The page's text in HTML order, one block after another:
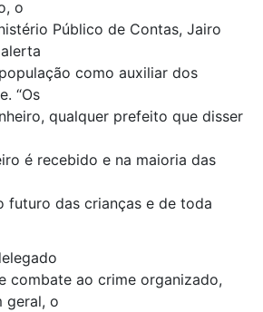
o
Público de Contas, Jairo
como auxiliar dos
“Os
qualquer prefeito que disser
é recebido e na maioria das
futuro das crianças e de toda
combate ao crime organizado,
geral, o